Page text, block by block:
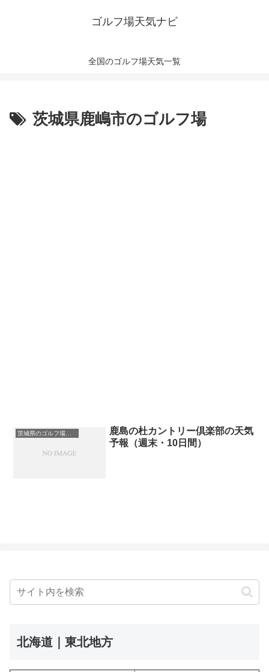
ゴルフ場天気ナビ
全国のゴルフ場天気一覧
茨城県鹿嶋市のゴルフ場
茨城県のゴルフ場一覧｜距離が長い・広いゴルフ場ランキング
鹿島の杜カントリー倶楽部の天気
予報（週末・10日間）
北海道｜東北地方